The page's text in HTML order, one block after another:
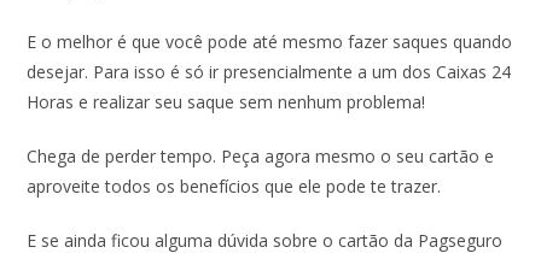
E o melhor é que você pode até mesmo fazer saques quando
desejar. Para isso é só ir presencialmente a um dos Caixas 24
Horas e realizar seu saque sem nenhum problema!
Chega de perder tempo. Peça agora mesmo o seu cartão e
aproveite todos os benefícios que ele pode te trazer.
E se ainda ficou alguma dúvida sobre o cartão da Pagseguro